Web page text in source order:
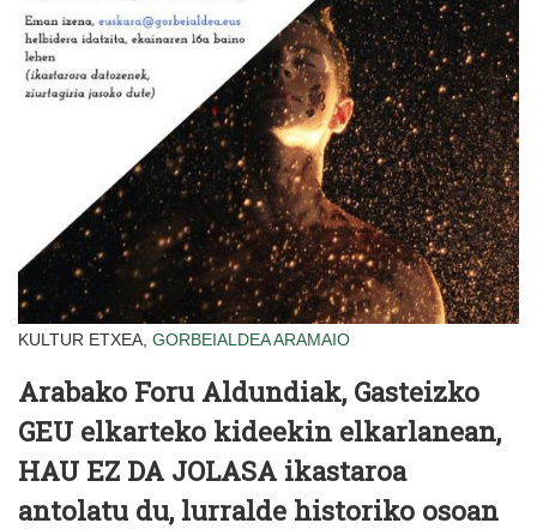
KULTUR ETXEA, GORBEIALDEAARAMAIO
Arabako Foru Aldundiak, Gasteizko
GEU elkarteko kideekin elkarlanean,
HAU EZ DA JOLASA ikastaroa
antolatu du, lurralde historiko osoan